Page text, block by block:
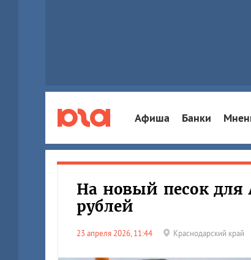
Афиша Банки
На новый песок для
рублей
23 апреля 2026, 11:44 Краснодарский край